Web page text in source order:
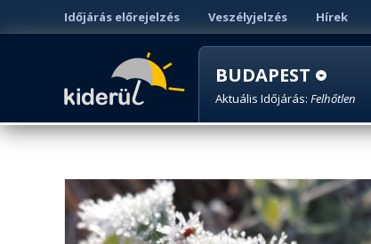
Időjárás előrejelzés Veszélyjelzés Hírek
BUDAPEST
Aktuális Időjárás: Felhőtlen